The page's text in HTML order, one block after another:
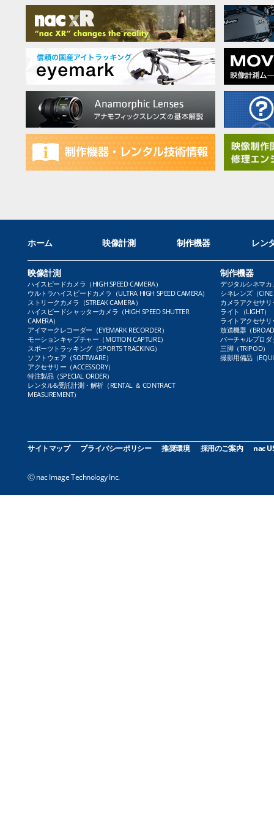
ホーム 映像計測 制作機器 レン
映像計測
ハイスピードカメラ（HIGH SPEED CAMERA）
ウルトラハイスピードカメラ（ULTRA HIGH SPEED CAMERA）
ストリークカメラ（STREAK CAMERA）
ハイスピードシャッターカメラ（HIGH SPEED SHUTTER
CAMERA）
アイマークレコーダー（EYEMARK RECORDER）
モーションキャプチャー（MOTION CAPTURE）
スポーツトラッキング（SPORTS TRACKING）
ソフトウェア（SOFTWARE）
アクセサリー（ACCESSORY）
特注製品（SPECIAL ORDER）
レンタル&受託計測・解析（RENTAL ＆ CONTRACT
MEASUREMENT）
制作機器
デジタルシネマカ
シネレンズ（CINE
カメラアクセサリ
ライト（LIGHT）
ライトアクセサリ
放送機器（
バーチャルプロダ
三脚（TRIPOD）
撮影用備品（
サイトマップ プライバシーポリシー 推奨環境 採用のご案内 nac
Ⓒ nac Image Technology Inc.